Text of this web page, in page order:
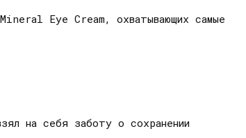
Eye Cream, охватывающих самые
на себя заботу о сохранении